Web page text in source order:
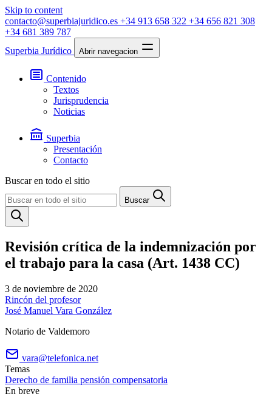
Skip to content
contacto@superbiajuridico.es +34 913 658 322 +34 656 821 308
+34 681 389 787
Superbia Jurídico
Abrir navegacion
Contenido
Textos
Jurisprudencia
Noticias
Superbia
Presentación
Contacto
Buscar en todo el sitio
Buscar
Revisión crítica de la indemnización por
el trabajo para la casa (Art. 1438 CC)
3 de noviembre de 2020
Rincón del profesor
José Manuel Vara González
Notario de Valdemoro
vara@telefonica.net
Temas
Derecho de familia pensión compensatoria
En breve